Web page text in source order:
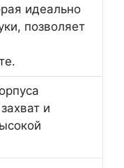
идеально
позволяет
и